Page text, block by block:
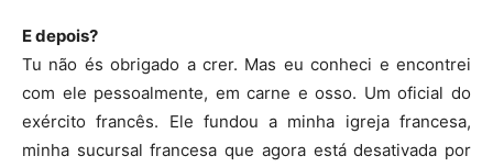
E depois?
Tu não és obrigado a crer. Mas eu conheci e encontrei
com ele pessoalmente, em carne e osso. Um oficial do
exército francês. Ele fundou a minha igreja francesa,
minha sucursal francesa que agora está desativada por